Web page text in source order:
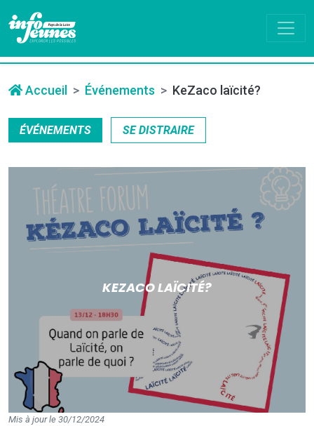
Accueil Événements KeZaco laïcité?
ÉVÉNEMENTS SE DISTRAIRE
KEZACO LAÏCITÉ?
Mis à jour le 30/12/2024